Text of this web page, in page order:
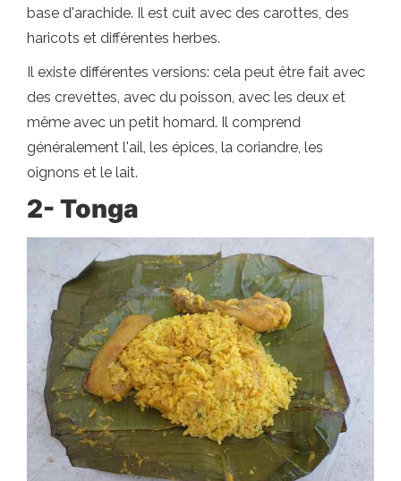
base d'arachide. Il est cuit avec des carottes, des
haricots et différentes herbes.
Il existe différentes versions: cela peut être fait avec
des crevettes, avec du poisson, avec les deux et
même avec un petit homard. Il comprend
généralement l'ail, les épices, la coriandre, les
oignons et le lait.
2- Tonga